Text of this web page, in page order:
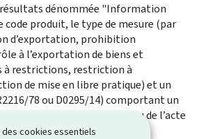
cookies essentiels
dénommée "Information
code produit, le type de mesure (par
d’exportation, prohibition
à l’exportation de biens et
à restrictions, restriction à
de mise en libre pratique) et un
78 ou D0295/14) comportant un
règlement, de la directive ou de l’acte
restrictive ;